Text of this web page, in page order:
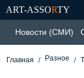
ART-ASSORTY
Новости (СМИ)
Главная Разное